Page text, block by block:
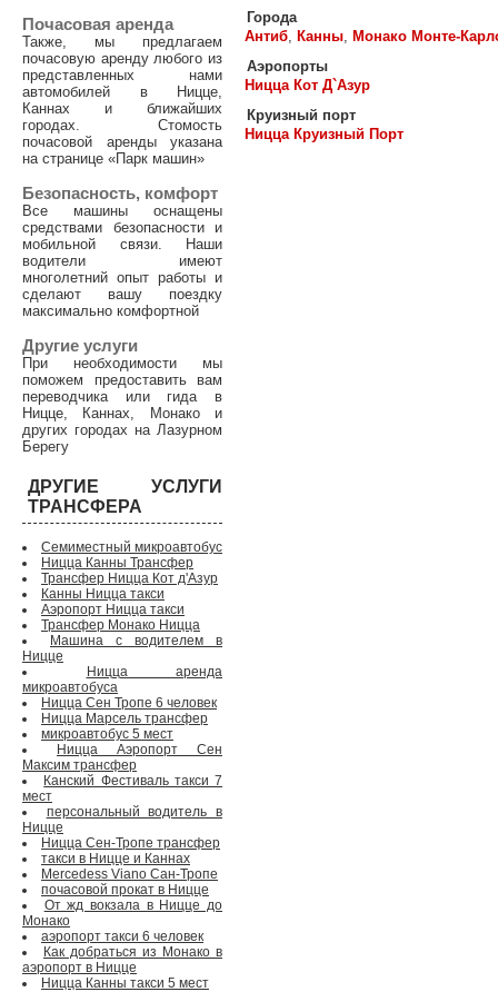
Города
Антиб, Канны, Монако Монте-
Аэропорты
Ницца Кот Д`Азур
Круизный порт
Ницца Круизный Порт
Почасовая аренда
Также, мы предлагаем
почасовую аренду любого из
представленных нами
автомобилей в Ницце,
Каннах и ближайших
городах. Стомость
почасовой аренды указана
на странице «Парк машин»
Безопасность, комфорт
Все машины оснащены
средствами безопасности и
мобильной связи. Наши
водители имеют
многолетний опыт работы и
сделают вашу поездку
максимально комфортной
Другие услуги
При необходимости мы
поможем предоставить вам
переводчика или гида в
Ницце, Каннах, Монако и
других городах на Лазурном
Берегу
ДРУГИЕ УСЛУГИ
ТРАНСФЕРА
Семиместный микроавтобус
Ницца Канны Трансфер
Трансфер Ницца Кот д'Азур
Канны Ницца такси
Аэропорт Ницца такси
Трансфер Монако Ницца
Машина с водителем в
Ницце
Ницца аренда
микроавтобуса
Ницца Сен Тропе 6 человек
Ницца Марсель трансфер
микроавтобус 5 мест
Ницца Аэропорт Сен
Максим трансфер
Канский Фестиваль такси 7
мест
персональный водитель в
Ницце
Ницца Сен-Тропе трансфер
такси в Ницце и Каннах
Mercedess Viano Сан-Тропе
почасовой прокат в Ницце
От жд вокзала в Ницце до
Монако
аэропорт такси 6 человек
Как добраться из Монако в
аэропорт в Ницце
Ницца Канны такси 5 мест